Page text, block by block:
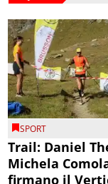
SPORT
Trail: Daniel
Michela
firmano il